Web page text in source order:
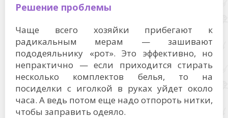
Решение проблемы
Чаще всего хозяйки прибегают к
радикальным мерам — зашивают
пододеяльнику «рот». Это эффективно, но
непрактично — если приходится стирать
несколько комплектов белья, то на
посиделки с иголкой в руках уйдет около
часа. А ведь потом еще надо отпороть нитки,
чтобы заправить одеяло.